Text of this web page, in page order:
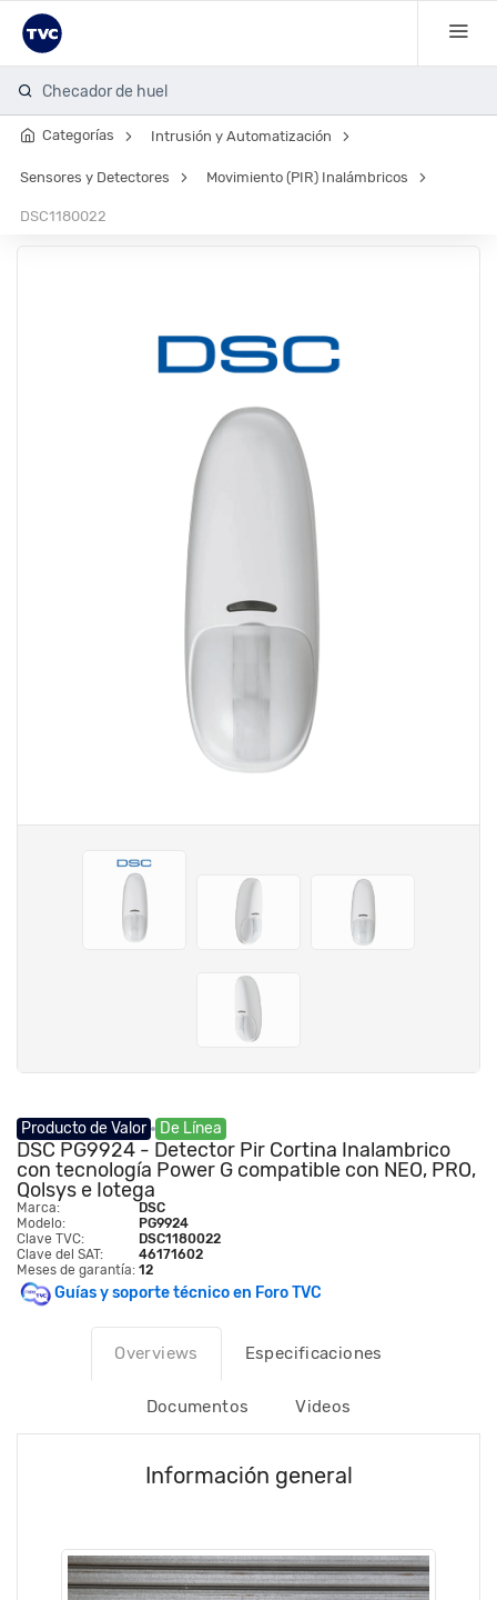
Checador de huella
Categorías Intrusión y Automatización
Sensores y Detectores Movimiento (PIR) Inalámbricos
DSC1180022
Producto de Valor De Línea
DSC PG9924 - Detector Pir Cortina Inalambrico
con tecnología Power G compatible con NEO, PRO,
Qolsys e Iotega
Marca:
DSC
Modelo:
PG9924
Clave TVC:
DSC1180022
Clave del SAT:
46171602
Meses de garantía: 12
Guías y soporte técnico en Foro TVC
Overviews Especificaciones
Documentos Videos
Información general